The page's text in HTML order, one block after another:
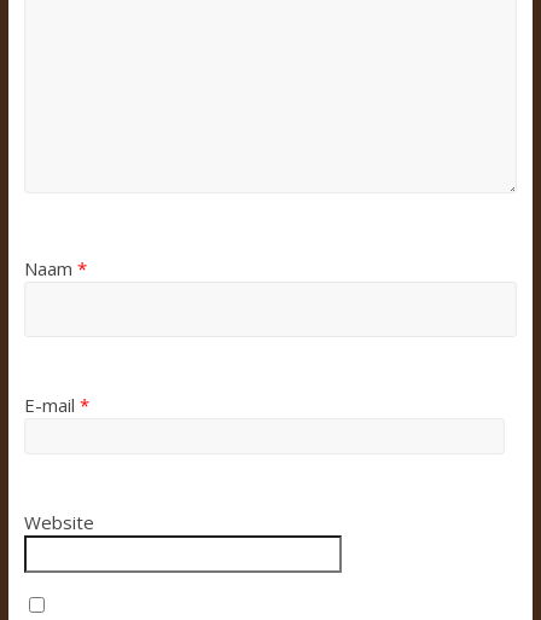
Naam *
E-mail *
Website